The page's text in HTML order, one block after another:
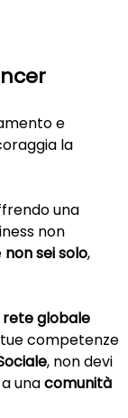
e
la
una
non
non sei solo,
rete globale
competenze
, non devi
una comunità